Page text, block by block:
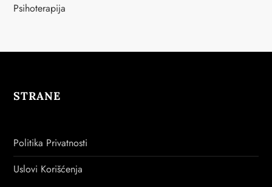
Psihoterapija
STRANE
Politika Privatnosti
Uslovi Korišćenja